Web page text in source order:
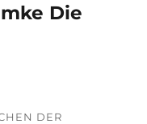
Die
DER